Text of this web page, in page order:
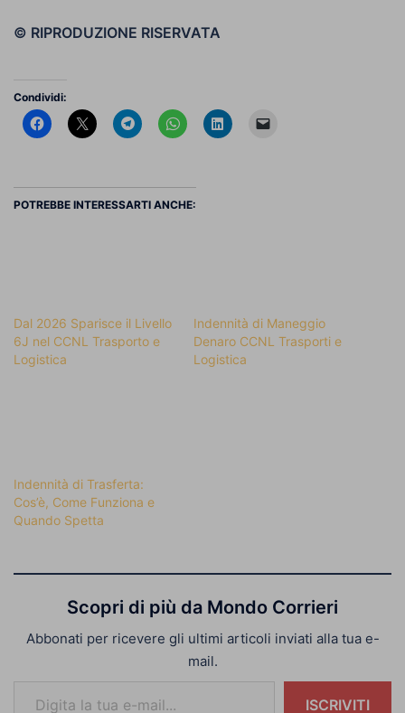
© RIPRODUZIONE RISERVATA
Condividi:
POTREBBE INTERESSARTI ANCHE:
Dal 2026 Sparisce il Livello
6J nel CCNL Trasporto e
Logistica
Indennità di Maneggio
Denaro CCNL Trasporti e
Logistica
Indennità di Trasferta:
Cos’è, Come Funziona e
Quando Spetta
Scopri di più da Mondo Corrieri
Abbonati per ricevere gli ultimi articoli inviati alla tua e-
mail.
Digita la tua e-mail...
ISCRIVITI